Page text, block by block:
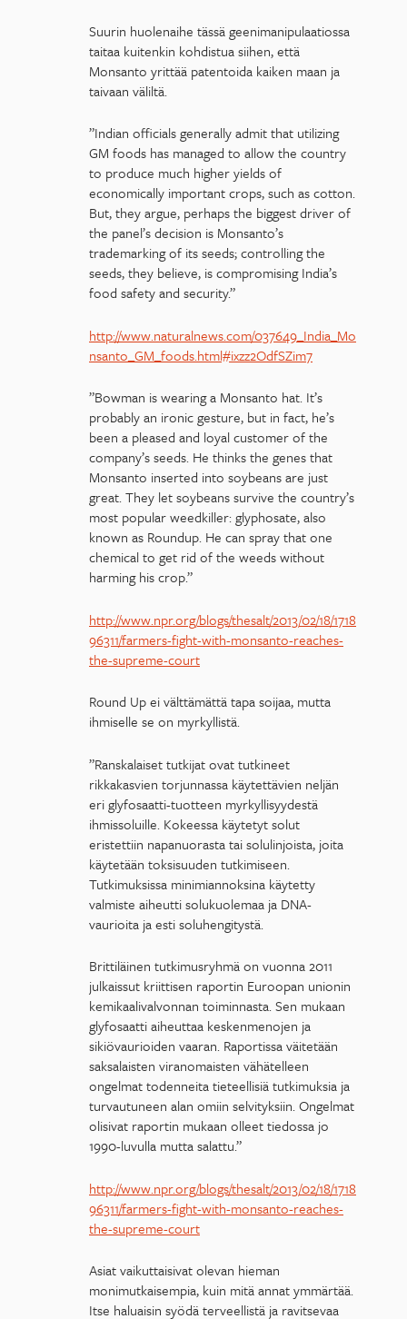
Suurin huolenaihe tässä geenimanipulaatiossa
taitaa kuitenkin kohdistua siihen, että
Monsanto yrittää patentoida kaiken maan ja
taivaan väliltä.
”Indian officials generally admit that utilizing
GM foods has managed to allow the country
to produce much higher yields of
economically important crops, such as cotton.
But, they argue, perhaps the biggest driver of
the panel’s decision is Monsanto’s
trademarking of its seeds; controlling the
seeds, they believe, is compromising India’s
food safety and security.”
http://www.naturalnews.com/037649_India_Mo
nsanto_GM_foods.html#ixzz2OdfSZim7
”Bowman is wearing a Monsanto hat. It’s
probably an ironic gesture, but in fact, he’s
been a pleased and loyal customer of the
company’s seeds. He thinks the genes that
Monsanto inserted into soybeans are just
great. They let soybeans survive the country’s
most popular weedkiller: glyphosate, also
known as Roundup. He can spray that one
chemical to get rid of the weeds without
harming his crop.”
http://www.npr.org/blogs/thesalt/2013/02/18/1718
96311/farmers-fight-with-monsanto-reaches-
the-supreme-court
Round Up ei välttämättä tapa soijaa, mutta
ihmiselle se on myrkyllistä.
”Ranskalaiset tutkijat ovat tutkineet
rikkakasvien torjunnassa käytettävien neljän
eri glyfosaatti-tuotteen myrkyllisyydestä
ihmissoluille. Kokeessa käytetyt solut
eristettiin napanuorasta tai solulinjoista, joita
käytetään toksisuuden tutkimiseen.
Tutkimuksissa minimiannoksina käytetty
valmiste aiheutti solukuolemaa ja DNA-
vaurioita ja esti soluhengitystä.
Brittiläinen tutkimusryhmä on vuonna 2011
julkaissut kriittisen raportin Euroopan unionin
kemikaalivalvonnan toiminnasta. Sen mukaan
glyfosaatti aiheuttaa keskenmenojen ja
sikiövaurioiden vaaran. Raportissa väitetään
saksalaisten viranomaisten vähätelleen
ongelmat todenneita tieteellisiä tutkimuksia ja
turvautuneen alan omiin selvityksiin. Ongelmat
olisivat raportin mukaan olleet tiedossa jo
1990-luvulla mutta salattu.”
http://www.npr.org/blogs/thesalt/2013/02/18/1718
96311/farmers-fight-with-monsanto-reaches-
the-supreme-court
Asiat vaikuttaisivat olevan hieman
monimutkaisempia, kuin mitä annat ymmärtää.
Itse haluaisin syödä terveellistä ja ravitsevaa